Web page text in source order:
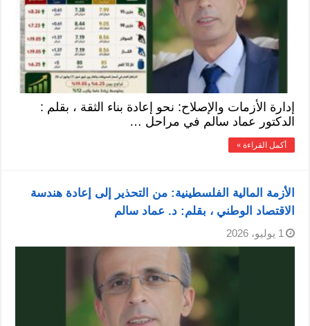
إدارة الأزمات والإصلاح: نحو إعادة بناء الثقة ، بقلم :
الدكتور عماد سالم في مراحل …
أكمل القراءة »
الأزمة المالية الفلسطينية: من التحذير إلى إعادة هندسة
الاقتصاد الوطني ، بقلم: د. عماد سالم
1 يوليو، 2026